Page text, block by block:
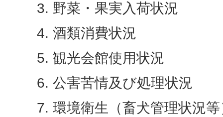
野菜・果実入荷状況
酒類消費状況
観光会館使用状況
公害苦情及び処理状況
環境衛生（畜犬管理状況等